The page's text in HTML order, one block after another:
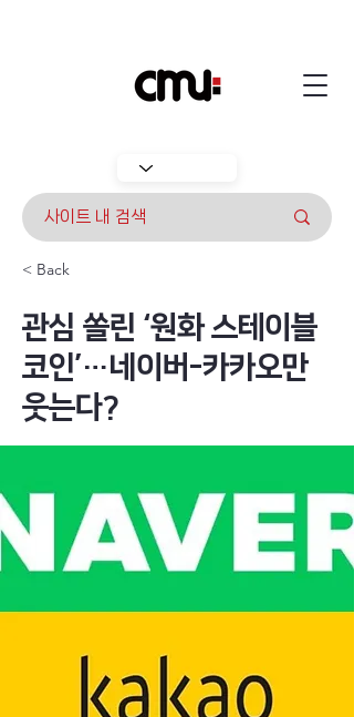
< Back
관심 쏠린 ‘원화 스테이블
코인’…네이버-카카오만
웃는다?